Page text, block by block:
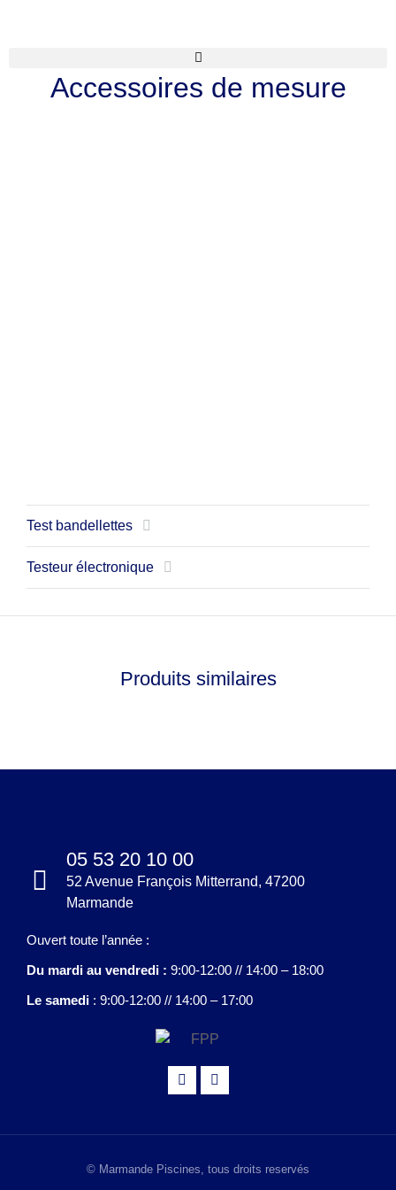
Accessoires de mesure
Test bandellettes
Testeur électronique
Produits similaires
05 53 20 10 00
52 Avenue François Mitterrand, 47200
Marmande
Ouvert toute l’année :
Du mardi au vendredi : 9:00-12:00 // 14:00 – 18:00
Le samedi : 9:00-12:00 // 14:00 – 17:00
© Marmande Piscines, tous droits reservés